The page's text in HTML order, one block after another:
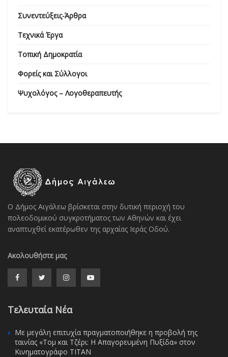
Συνεντεύξεις-Άρθρα
Τεχνικά Έργα
Τοπική Δημοκρατία
Φορείς και Σύλλογοι
Ψυχολόγος – Λογοθεραπευτής
Ο Δήμος Αιγάλεω βρίσκεται στην δυτική περιοχή του
πολεοδομικού συγκροτήματος των Αθηνών και έχει
αναπτυχθεί εκατέρωθεν της αρχαίας Ιεράς Οδού.
Ακολουθήστε μας
Τελευταία Νέα
Με μεγάλη επιτυχία πραγματοποιήθηκε η προβολή της
ταινίας «Τομ και Τζέρι: Η Απαγορευμένη Πυξίδα» στον
Κινηματογράφο ΤΙΤΑΝ